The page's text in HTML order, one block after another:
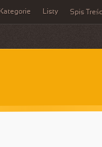
Kategorie Listy Spis